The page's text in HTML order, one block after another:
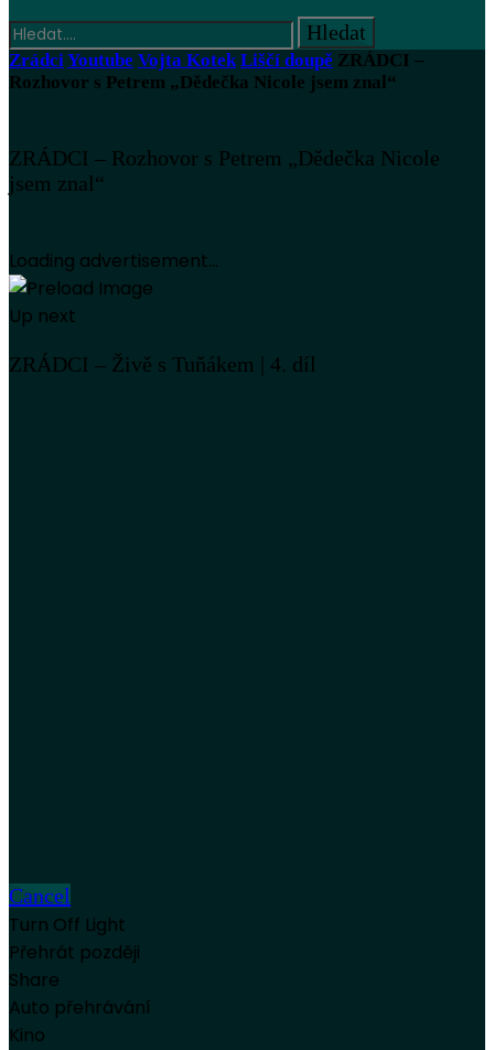
ZrádciYoutube Vojta Kotek Liščí doupě ZRÁDCI –
Rozhovor s Petrem „Dědečka Nicole jsem znal“
ZRÁDCI – Rozhovor s Petrem „Dědečka Nicole
jsem znal“
Loading advertisement...
Up next
ZRÁDCI – Živě s Tuňákem | 4. díl
Cancel
Turn Off Light
Přehrát později
Share
Auto přehrávání
Kino